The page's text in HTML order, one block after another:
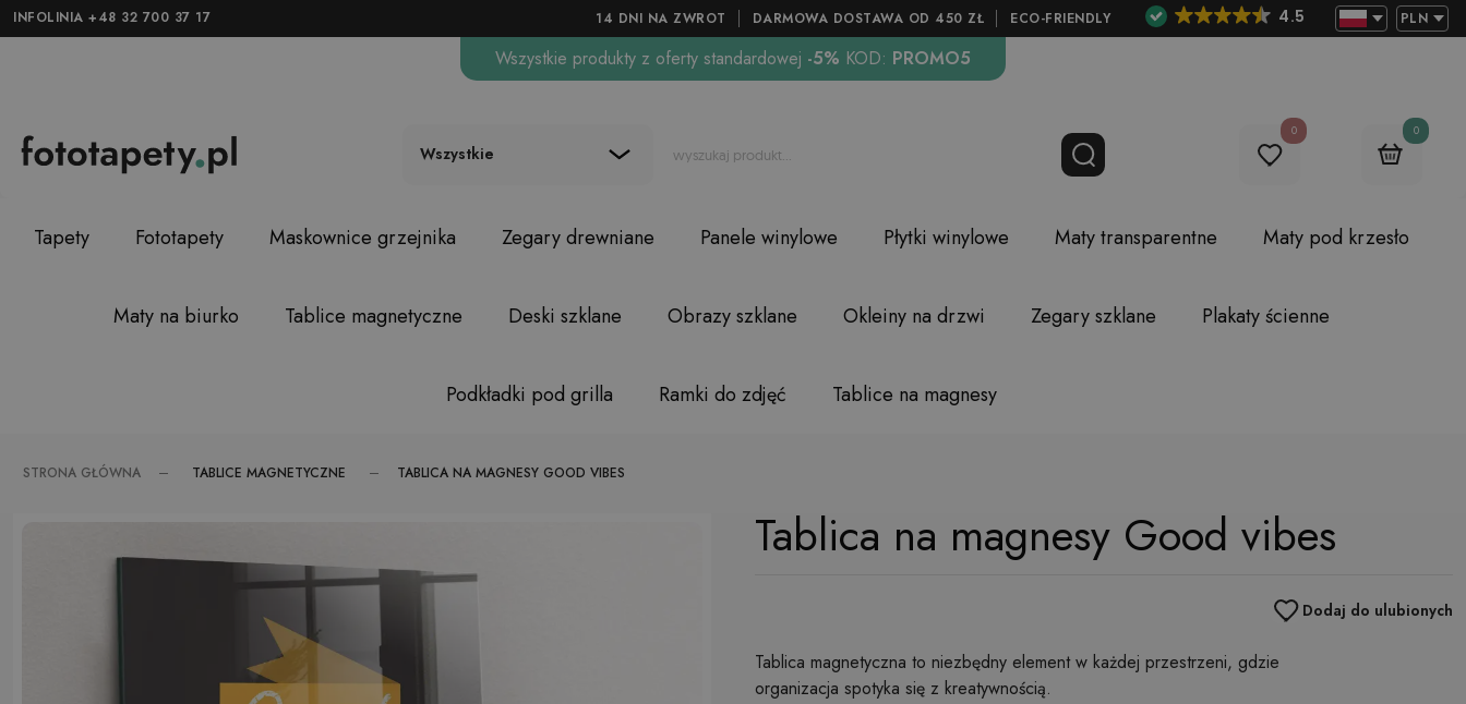
INFOLINIA +48 32 700 37 17 14 DNI NA ZWROT DARMOWA DOSTAWA OD 450 ZŁ ECO-FRIENDLY 4.5 PLN
Wszystkie produkty z oferty standardowej -5% KOD: PROMO5
Wszystkie
0 0
Tapety Fototapety Maskownice grzejnika Zegary drewniane Panele winylowe Płytki winylowe Maty transparentne Maty pod krzesło
Maty na biurko Tablice magnetyczne Deski szklane Obrazy szklane Okleiny na drzwi Zegary szklane Plakaty ścienne
Podkładki pod grilla Ramki do zdjęć Tablice na magnesy
STRONA GŁÓWNA TABLICE MAGNETYCZNE TABLICA NA MAGNESY GOOD VIBES
Tablica na magnesy Good vibes
Dodaj do ulubionych
Tablica magnetyczna to niezbędny element w każdej przestrzeni, gdzie
organizacja spotyka się z kreatywnością.